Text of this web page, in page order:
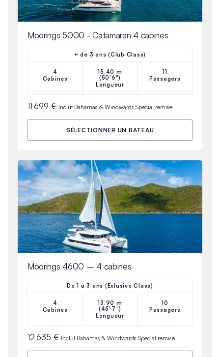
Moorings 5000 - Catamaran 4 cabines
+ de 3 ans (Club Class)
4
Cabines
15.40 m
(50'6")
Longueur
11
Passagers
11 699 € Inclut Bahamas & Windwards Special remise
SÉLECTIONNER UN BATEAU
Moorings 4600 – 4 cabines
De 1 à 3 ans (Exlusive Class)
4
Cabines
13.90 m
(45'7")
Longueur
10
Passagers
12 635 € Inclut Bahamas & Windwards Special remise